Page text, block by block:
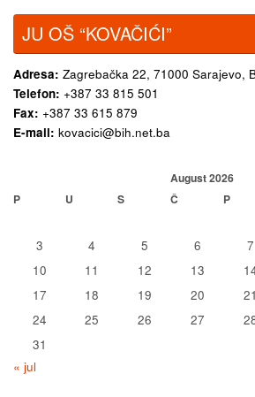
JU OŠ “KOVAČIĆI”
Adresa: Zagrebačka 22, 71000 Sarajevo,
Telefon: +387 33 815 501
Fax: +387 33 615 879
E-mail: kovacici@bih.net.ba
August 2026
P
U S Č P
3
4 5 6 7
10
11 12 13
17
18 19 20 21
24
25 26 27
31
« jul